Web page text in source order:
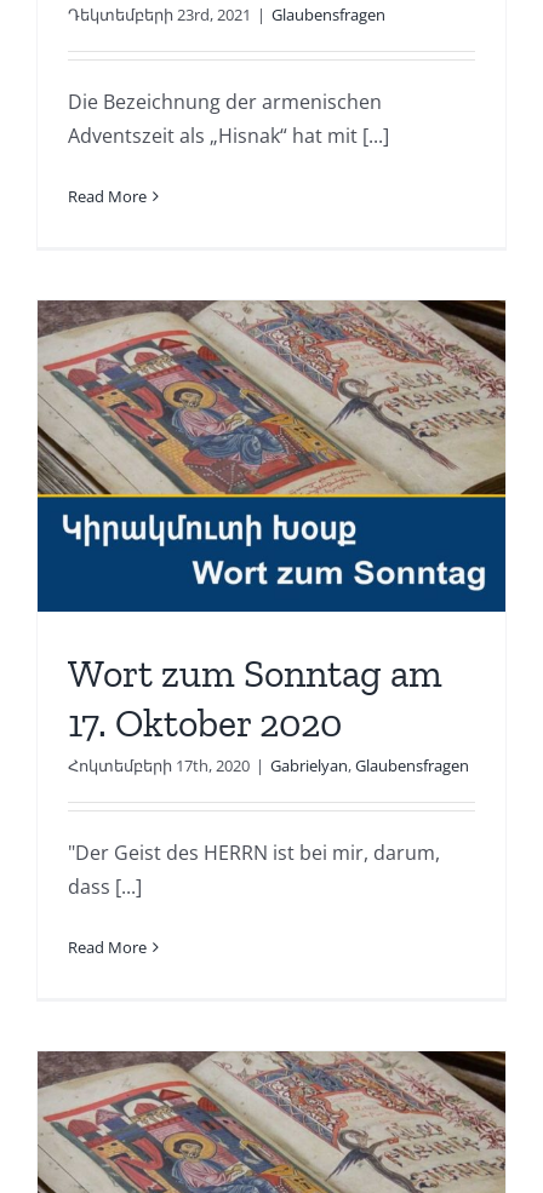
Դեկտեմբերի 23rd, 2021 | Glaubensfragen
Die Bezeichnung der armenischen
Adventszeit als „Hisnak“ hat mit [...]
Read More
Wort zum Sonntag am
17. Oktober 2020
Հոկտեմբերի 17th, 2020 | Gabrielyan,Glaubensfragen
"Der Geist des HERRN ist bei mir, darum,
dass [...]
Read More